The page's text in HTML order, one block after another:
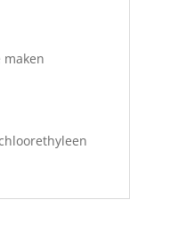
maken